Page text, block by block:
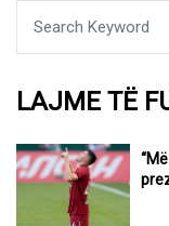
LAJME TË